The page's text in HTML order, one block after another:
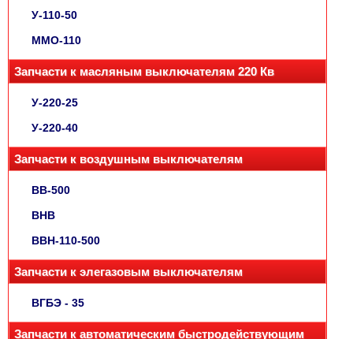
У-110-50
ММО-110
Запчасти к масляным выключателям 220 Кв
У-220-25
У-220-40
Запчасти к воздушным выключателям
ВВ-500
ВНВ
ВВН-110-500
Запчасти к элегазовым выключателям
ВГБЭ - 35
Запчасти к автоматическим быстродействующим